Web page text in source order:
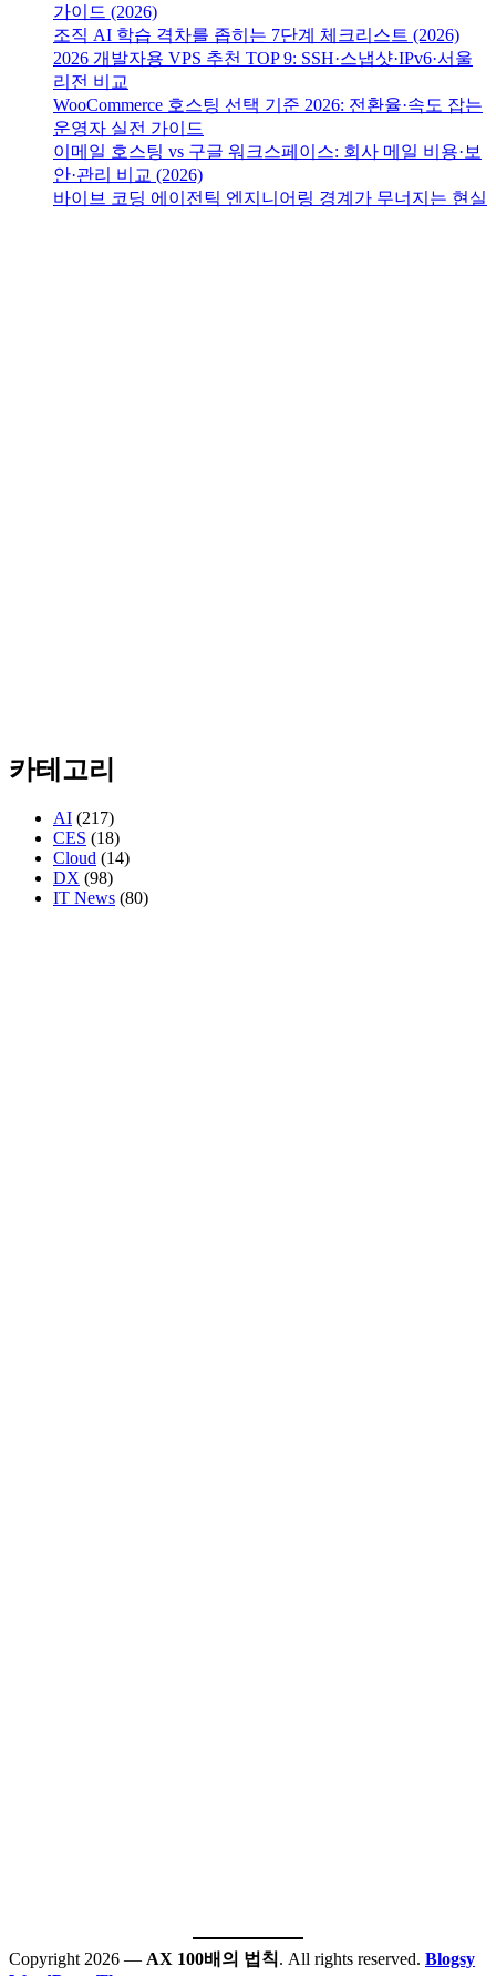
가이드 (2026)
조직 AI 학습 격차를 좁히는 7단계 체크리스트 (2026)
2026 개발자용 VPS 추천 TOP 9: SSH·스냅샷·IPv6·서울
리전 비교
WooCommerce 호스팅 선택 기준 2026: 전환율·속도 잡는
운영자 실전 가이드
이메일 호스팅 vs 구글 워크스페이스: 회사 메일 비용·보
안·관리 비교 (2026)
바이브 코딩 에이전틱 엔지니어링 경계가 무너지는 현실
카테고리
AI (217)
CES (18)
Cloud (14)
DX (98)
IT News (80)
Copyright 2026 — AX 100배의 법칙. All rights reserved. Blogsy